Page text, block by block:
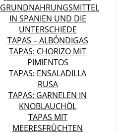
GRUNDNAHRUNGSMITTEL
IN SPANIEN UND DIE
UNTERSCHIEDE
TAPAS – ALBÓNDIGAS
TAPAS: CHORIZO MIT
PIMIENTOS
TAPAS: ENSALADILLA
RUSA
TAPAS: GARNELEN IN
KNOBLAUCHÖL
TAPAS MIT
MEERESFRÜCHTEN